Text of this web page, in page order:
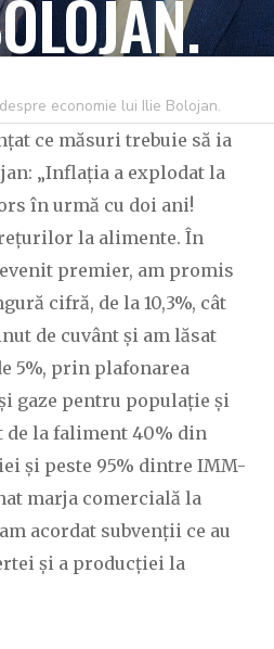
2025 256 LIKES
economie lui Ilie Bolojan.
ce măsuri trebuie să ia
„Inflația a explodat la
în urmă cu doi ani!
la alimente. În
premier, am promis
cifră, de la 10,3%, cât
de cuvânt și am lăsat
5%, prin plafonarea
gaze pentru populație și
de la faliment 40% din
și peste 95% dintre IMM-
marja comercială la
acordat subvenții ce au
și a producției la